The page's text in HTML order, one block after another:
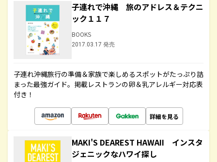
子連れで沖縄 旅のアドレス＆テクニ
ック１１７
BOOKS
2017.03.17 発売
子連れ沖縄旅行の準備＆家族で楽しめるスポットがたっぷり詰
まった最強ガイド。掲載レストランの卵＆乳アレルギー対応表
付き！
詳細を見る
MAKI'S DEAREST HAWAII インスタ
ジェニックなハワイ探し